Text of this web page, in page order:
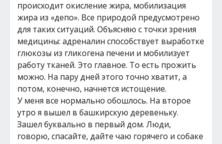
происходит окисление жира, мобилизация
жира из «депо». Все природой предусмотрено
для таких ситуаций. Объясняю с точки зрения
медицины: адреналин способствует выработке
глюкозы из гликогена печени и мобилизует
работу тканей. Это главное. То есть прожить
можно. На пару дней этого точно хватит, а
потом, конечно, начнется истощение.
У меня все нормально обошлось. На второе
утро я вышел в башкирскую деревеньку.
Зашел буквально в первый дом. Люди,
говорю, спасайте, дайте чаю горячего и собаке